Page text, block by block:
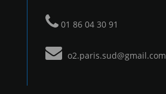
01 86 04 30 91
o2.paris.sud@gmail.com